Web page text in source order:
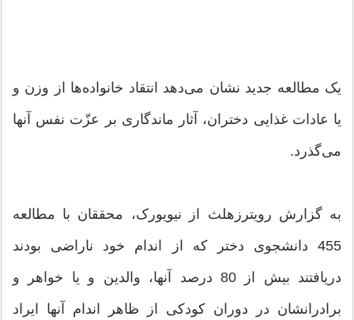
یک مطالعه جدید نشان می‌‌دهد انتقاد خانواده‌ها از وزن و
یا عادات غذایی دختران، آثار ماندگاری بر عزّت نفس آنها
می‌گذرد.
به گزارش رویترزهلث از نیویورک، محققان با مطالعه
455 دانشجوی دختر که از اندام خود ناراضی بودند
دریافتند بیش از 80 درصد آنها، والدین و یا خواهر و
برادرانشان در دوران کودکی از ظاهر اندام آنها ایراد